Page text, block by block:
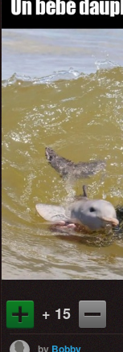
+ 15
by Bobby